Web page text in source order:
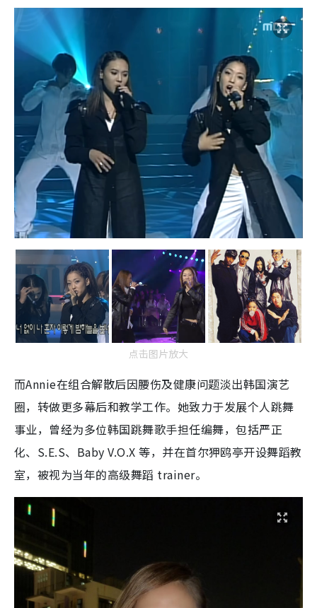
点击图片放大
而Annie在组合解散后因腰伤及健康问题淡出韩国演艺
圈，转做更多幕后和教学工作。她致力于发展个人跳舞
事业，曾经为多位韩国跳舞歌手担任编舞，包括严正
化、S.E.S、Baby V.O.X 等，并在首尔狎鸥亭开设舞蹈教
室，被视为当年的高级舞蹈 trainer。